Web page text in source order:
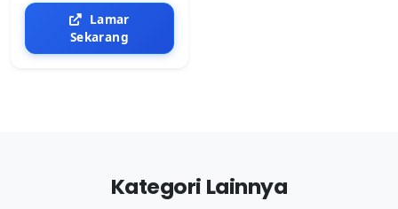
Lamar
Sekarang
Kategori Lainnya